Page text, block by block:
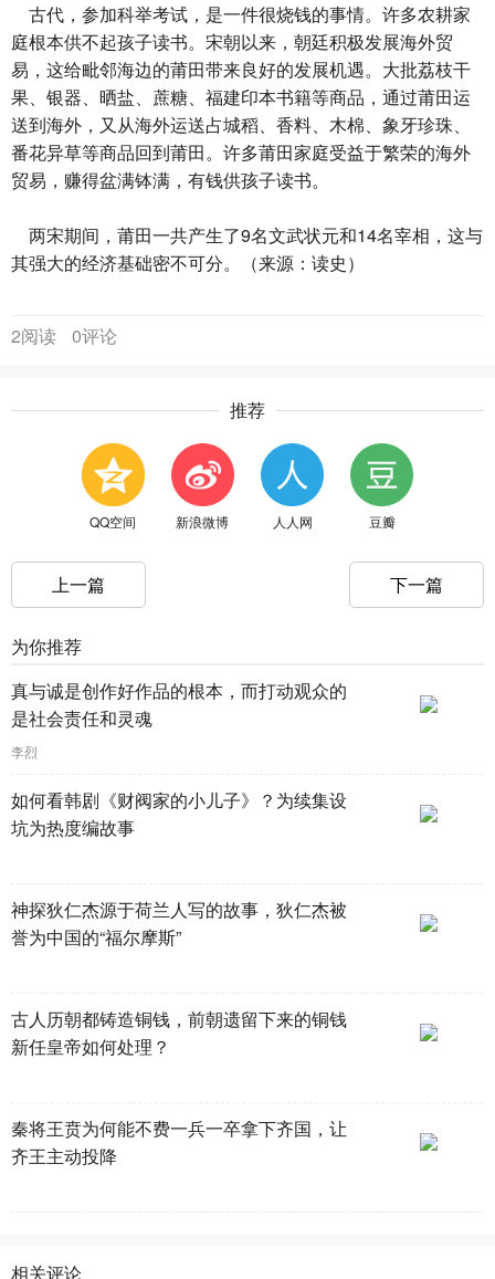
古代，参加科举考试，是一件很烧钱的事情。许多农耕家
庭根本供不起孩子读书。宋朝以来，朝廷积极发展海外贸
易，这给毗邻海边的莆田带来良好的发展机遇。大批荔枝干
果、银器、晒盐、蔗糖、福建印本书籍等商品，通过莆田运
送到海外，又从海外运送占城稻、香料、木棉、象牙珍珠、
番花异草等商品回到莆田。许多莆田家庭受益于繁荣的海外
贸易，赚得盆满钵满，有钱供孩子读书。
两宋期间，莆田一共产生了9名文武状元和14名宰相，这与
其强大的经济基础密不可分。（来源：读史）
2阅读 0评论
推荐
QQ空间 新浪微博 人人网 豆瓣
上一篇 下一篇
为你推荐
真与诚是创作好作品的根本，而打动观众的
是社会责任和灵魂
李烈
如何看韩剧《财阀家的小儿子》？为续集设
坑为热度编故事
神探狄仁杰源于荷兰人写的故事，狄仁杰被
誉为中国的“福尔摩斯”
古人历朝都铸造铜钱，前朝遗留下来的铜钱
新任皇帝如何处理？
秦将王贲为何能不费一兵一卒拿下齐国，让
齐王主动投降
相关评论